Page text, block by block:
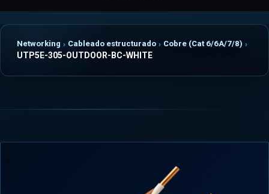
Networking Cableado estructurado Cobre (Cat 6/6A/7/8)
UTP5E-305-OUTDOOR-BC-WHITE